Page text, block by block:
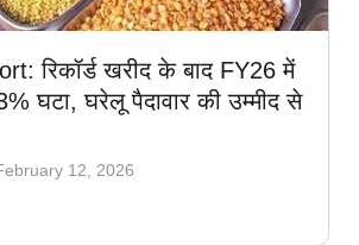
रिकॉर्ड खरीद के बाद FY26 में
घटा, घरेलू पैदावार की उम्मीद से
12, 2026